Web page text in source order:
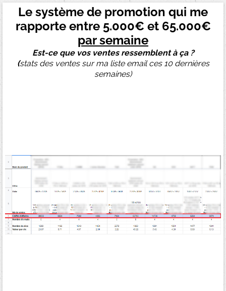
Le système de promotion qui me
rapporte entre 5.000€ et 65.000€
par semaine
Est-ce que vos ventes ressemblent à ça ?
(stats des ventes sur ma liste email ces 10 dernières
semaines)